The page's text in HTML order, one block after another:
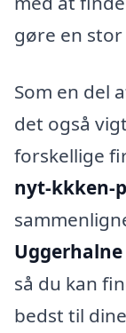
gøre en
Som en del
det også
forskellige
nyt-kkken-
Uggerhalne
så du kan
bedst til